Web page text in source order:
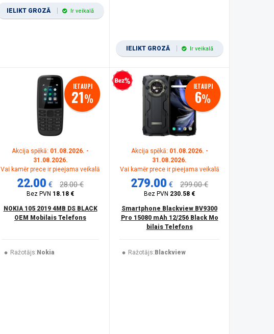
IELIKT GROZĀ Ir veikalā
IELIKT GROZĀ Ir veikalā
IETAUPI
21%
Akcija spēkā: 01.08.2026. -
31.08.2026.
Vai kamēr prece ir pieejama veikalā
22.00 € 28.00 €
Bez PVN 18.18 €
NOKIA 105 2019 4MB DS BLACK
OEM Mobilais Telefons
Ražotājs: Nokia
Bezprocentu kredīts IETAUPI
6%
Akcija spēkā: 01.08.2026. -
31.08.2026.
Vai kamēr prece ir pieejama veikalā
279.00 € 299.00 €
Bez PVN 230.58 €
Smartphone Blackview BV9300
Pro 15080 mAh 12/256 Black Mo
bilais Telefons
Ražotājs: Blackview